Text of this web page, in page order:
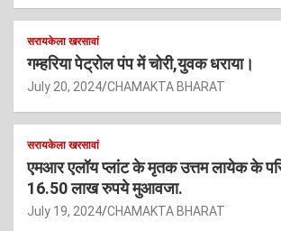
सरायकेला खरसावां
गम्हरिया पेट्रोल पंप में चोरी,युवक धराया।
July 20, 2024 CHAMAKTA BHARAT
सरायकेला खरसावां
एमआर एलॉय प्लांट के मृतक उत्तम लायेक के
16.50 लाख रुपये मुआवजा.
July 19, 2024 CHAMAKTA BHARAT